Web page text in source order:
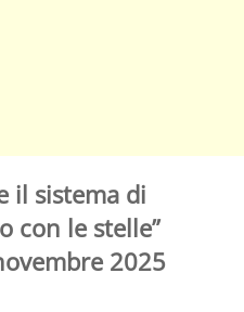
il sistema di
con le stelle”
2025